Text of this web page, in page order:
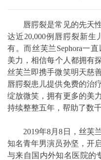
唇腭裂是常见的先天性
达近20,000例唇腭裂新
有。而丝芙兰Sephora一
美力，相信每个人都拥有
丝芙兰即携手微笑明天慈
唇腭裂患儿提供免费的治
绽放微笑，拥有更多的美
持续整整五年，帮助了数
2019年8月8日，丝芙兰
知名青年男演员孙坚，开
与来自国内外知名医院的